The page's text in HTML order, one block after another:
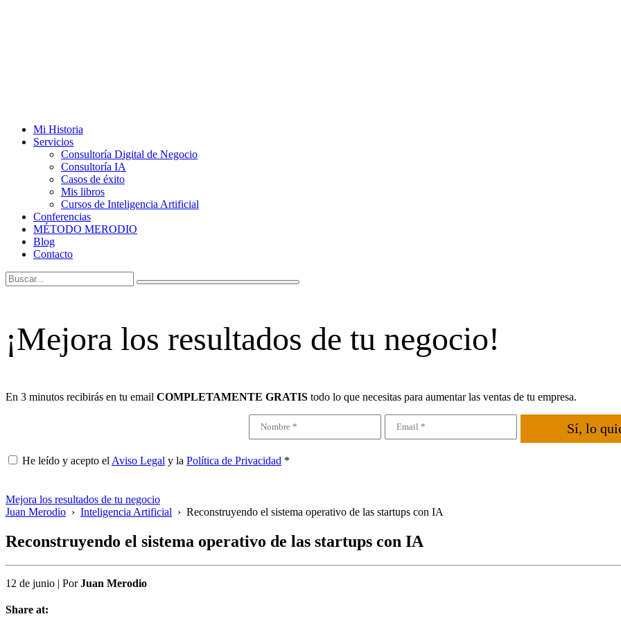
Mi Historia
Servicios
Consultoría Digital de Negocio
Consultoría IA
Casos de éxito
Mis libros
Cursos de Inteligencia Artificial
Conferencias
MÉTODO MERODIO
Blog
Contacto
¡Mejora los resultados de tu negocio!
En 3 minutos recibirás en tu email COMPLETAMENTE GRATIS todo lo que necesitas para aumentar las ventas de tu empresa.
Sí, lo
He leído y acepto el Aviso Legal y la Política de Privacidad *
Mejora los resultados de tu negocio
Juan Merodio › Inteligencia Artificial › Reconstruyendo el sistema operativo de las startups con IA
Reconstruyendo el sistema operativo de las startups con IA
12 de junio | PorJuan Merodio
Share at: